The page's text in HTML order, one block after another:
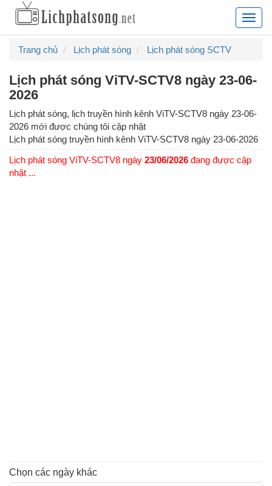
Lịch
hàng
lịch
phim
hình
Trang chủ Lịch phát sóng Lịch phát sóng SCTV
Lịch phát sóng ViTV-SCTV8 ngày 23-06-
2026
Lịch phát sóng, lịch truyền hình kênh ViTV-SCTV8 ngày 23-06-
2026 mới được chúng tôi cập nhật
Lịch phát sóng truyền hình kênh ViTV-SCTV8 ngày 23-06-2026
Lịch phát sóng ViTV-SCTV8 ngày 23/06/2026 đang được cập
nhật ...
Chọn các ngày khác